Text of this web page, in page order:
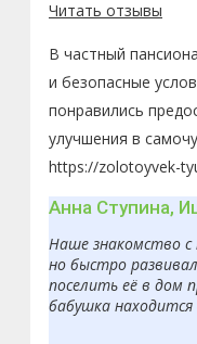
Читать отзывы
В частный
и безопасные
понравились
улучшения в
https://zolotoyvek-
Анна Ступина,
Наше знакомство с
но быстро
поселить её в дом
бабушка